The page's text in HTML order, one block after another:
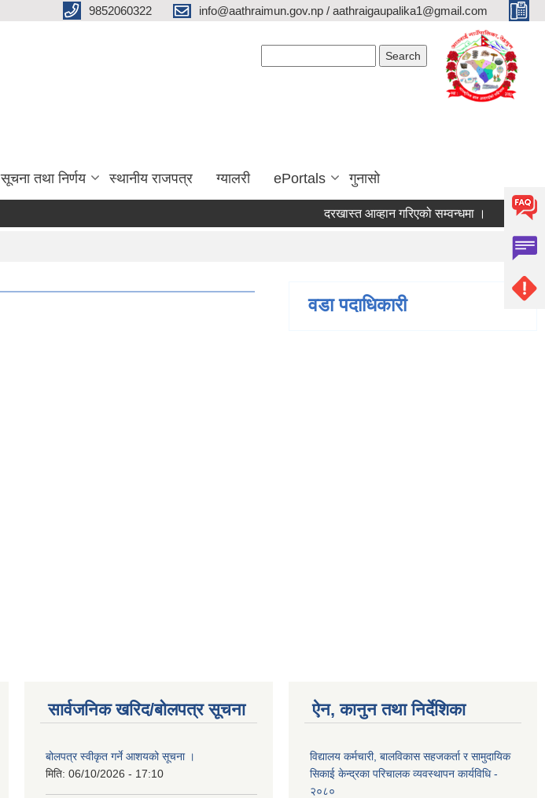
9852060322 info@aathraimun.gov.np / aathraigaupalika1@gmail.com
सूचना तथा निर्णय स्थानीय राजपत्र ग्यालरी ePortals गुनासो
दरखास्त आव्हान गरिएको सम्वन्धमा । प्रेश
वडा पदाधिकारी
सार्वजनिक खरिद/बोलपत्र सूचना
बोलपत्र स्वीकृत गर्ने आशयको सूचना ।
मिति: 06/10/2026 - 17:10
ऐन, कानुन तथा निर्देशिका
विद्यालय कर्मचारी, बालविकास सहज‍कर्ता र सामुदायिक
सिकाई केन्द्रका परिचालक व्यवस्थापन कार्यविधि -
२०८०